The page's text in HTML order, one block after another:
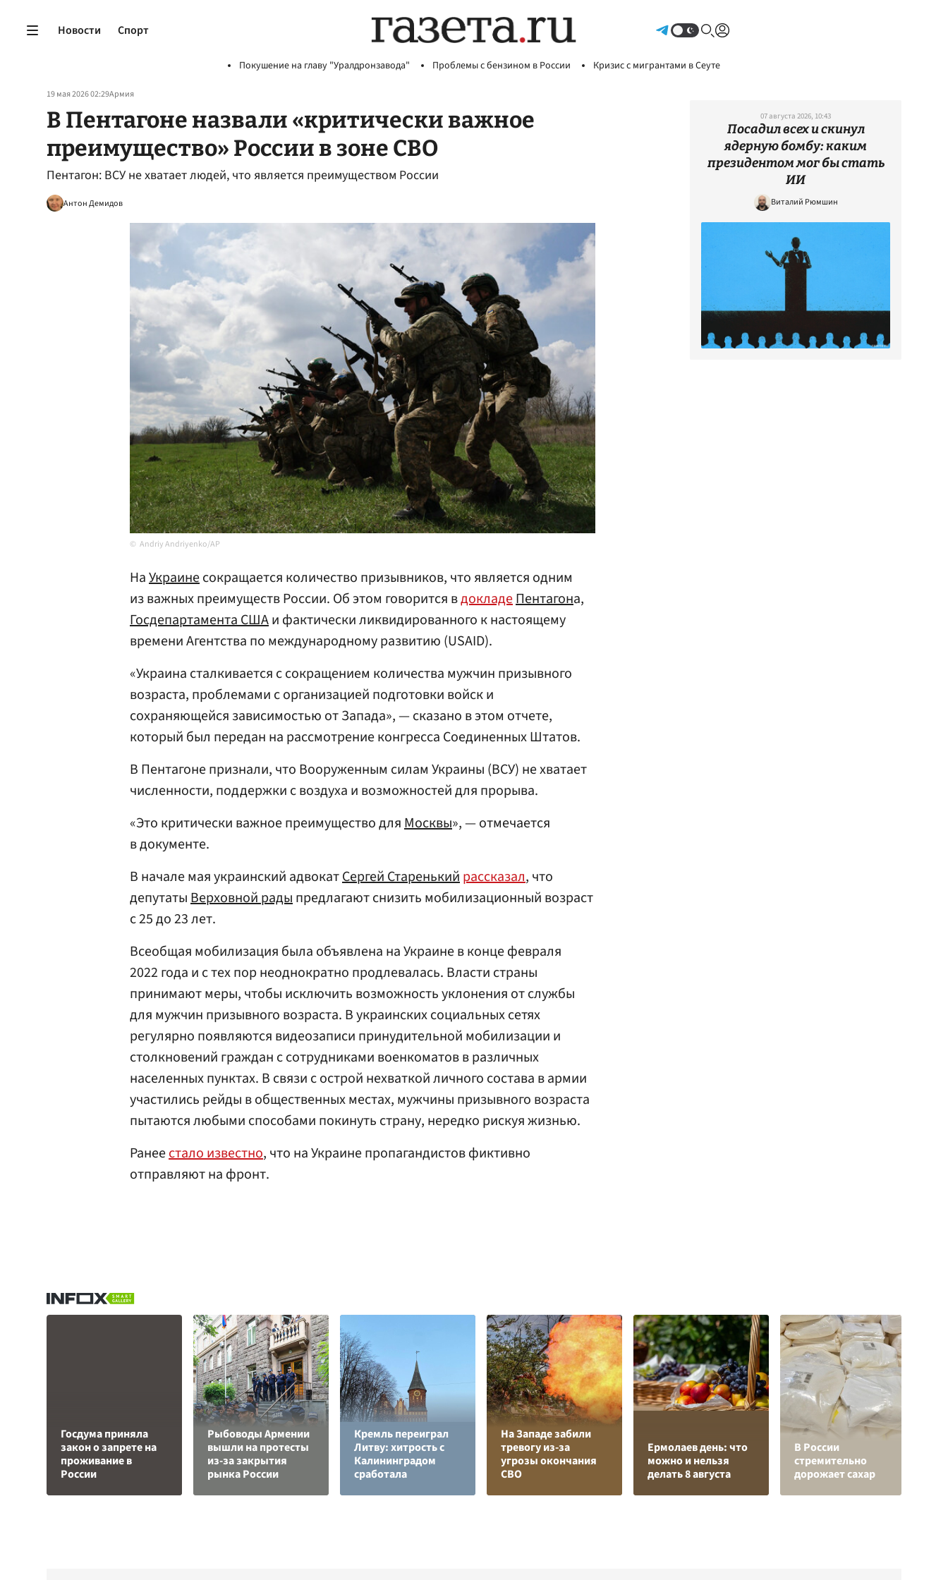
Новости Спорт
Покушение на главу "Уралдронзавода" Проблемы с бензином в России Кризис с мигрантами в Сеуте
19 мая 2026 02:29Армия
В Пентагоне назвали «критически важное
преимущество» России в зоне СВО
Пентагон: ВСУ не хватает людей, что является преимуществом России
Антон Демидов
Andriy Andriyenko/AP
НаУкраинесокращается количество призывников, что является одним
из важных преимуществ России. Об этом говорится вдокладеПентагона,
Госдепартамента СШАи фактически ликвидированного к настоящему
времени Агентства по международному развитию (USAID).
«Украина сталкивается с сокращением количества мужчин призывного
возраста, проблемами с организацией подготовки войск и
сохраняющейся зависимостью от Запада», — сказано в этом отчете,
который был передан на рассмотрение конгресса Соединенных Штатов.
В Пентагоне признали, что Вооруженным силам Украины (ВСУ) не хватает
численности, поддержки с воздуха и возможностей для прорыва.
«Это критически важное преимущество дляМосквы», — отмечается
в документе.
В начале мая украинский адвокатСергей Старенькийрассказал, что
депутатыВерховной радыпредлагают снизить мобилизационный возраст
с 25 до 23 лет.
Всеобщая мобилизация была объявлена на Украине в конце февраля
2022 года и с тех пор неоднократно продлевалась. Власти страны
принимают меры, чтобы исключить возможность уклонения от службы
для мужчин призывного возраста. В украинских социальных сетях
регулярно появляются видеозаписи принудительной мобилизации и
столкновений граждан с сотрудниками военкоматов в различных
населенных пунктах. В связи с острой нехваткой личного состава в армии
участились рейды в общественных местах, мужчины призывного возраста
пытаются любыми способами покинуть страну, нередко рискуя жизнью.
Ранеестало известно, что на Украине пропагандистов фиктивно
отправляют на фронт.
07 августа 2026, 10:43
Посадил всех и скинул
ядерную бомбу: каким
президентом мог бы стать
ИИ
Виталий Рюмшин
Госдума приняла
закон о запрете на
проживание в
России
Рыбоводы Армении
вышли на протесты
из-за закрытия
рынка России
Кремль переиграл
Литву: хитрость с
Калининградом
сработала
На Западе забили
тревогу из-за
угрозы окончания
СВО
Ермолаев день: что
можно и нельзя
делать 8 августа
В России
стремительно
дорожает сахар